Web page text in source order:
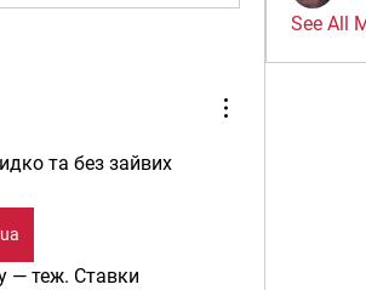
та без зайвих
See All